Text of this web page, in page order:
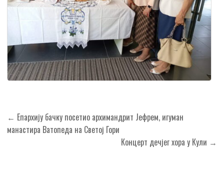
Кретање
чланка
← Епархију бачку посетио архимандрит Јефрем, игуман
манастира Ватопеда на Светој Гори
Концерт дечјег хора у Кули →